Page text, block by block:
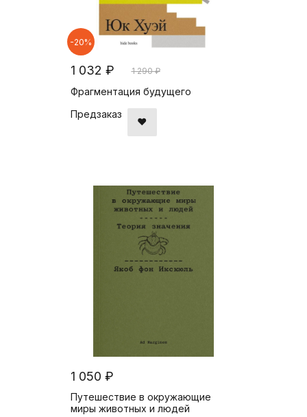
-20%
1 032 ₽ 1 290 ₽
Фрагментация будущего
Предзаказ
1 050 ₽
Путешествие в окружающие
миры животных и людей